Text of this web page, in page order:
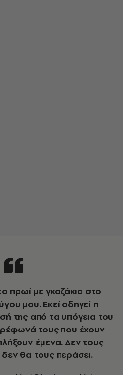
μου. Εκεί οδηγεί η
της από τα υπόγεια του
τους που έχουν
έμενα. Δεν τους
θα τους περάσει.